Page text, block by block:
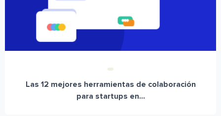
Las 12 mejores herramientas de colaboración
para startups en...